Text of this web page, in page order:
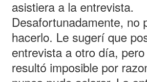
asistiera a la entrevista.
Desafortunadamente, no
hacerlo. Le sugerí que
entrevista a otro día,
resultó imposible por